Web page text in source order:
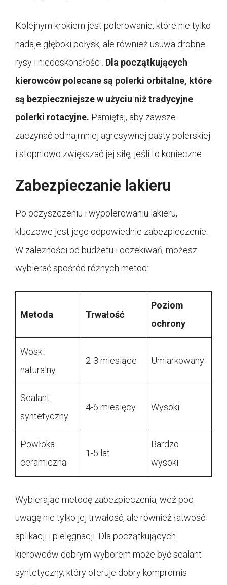
Kolejnym krokiem jest polerowanie, które nie tylko
nadaje głęboki połysk, ale również usuwa drobne
rysy i niedoskonałości. Dla początkujących
kierowców polecane są polerki orbitalne, które
są bezpieczniejsze w użyciu niż tradycyjne
polerki rotacyjne. Pamiętaj, aby zawsze
zaczynać od najmniej agresywnej pasty polerskiej
i stopniowo zwiększać jej siłę, jeśli to konieczne.
Zabezpieczanie lakieru
Po oczyszczeniu i wypolerowaniu lakieru,
kluczowe jest jego odpowiednie zabezpieczenie.
W zależności od budżetu i oczekiwań, możesz
wybierać spośród różnych metod:
Metoda Trwałość
Poziom
ochrony
Wosk
naturalny
2-3 miesiące Umiarkowany
Sealant
syntetyczny
4-6 miesięcy Wysoki
Powłoka
ceramiczna
1-5 lat
Bardzo
wysoki
Wybierając metodę zabezpieczenia, weź pod
uwagę nie tylko jej trwałość, ale również łatwość
aplikacji i pielęgnacji. Dla początkujących
kierowców dobrym wyborem może być sealant
syntetyczny, który oferuje dobry kompromis